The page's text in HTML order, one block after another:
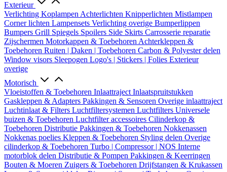
Exterieur
Verlichting Koplampen Achterlichten Knipperlichten Mistlampen
Corner lichten Lampensets Verlichting overige Bumperlippen
Bumpers Grill Spiegels Spoilers Side Skirts Carrosserie reparatie
Zijschermen Motorkappen & Toebehoren Achterkleppen &
Toebehoren Ruiten | Daken | Toebehoren Carbon & Polyester delen
Window visors Sleepogen Logo's | Stickers | Folies Exterieur
overige
Motorisch
Vloeistoffen & Toebehoren Inlaattraject Inlaatspruitstukken
Gaskleppen & Adapters Pakkingen & Sensoren Overige inlaattraject
Luchtinlaat & Filters Luchtfiltersystemen Luchtfilters Universele
buizen & Toebehoren Luchtfilter accessoires Cilinderkop &
Toebehoren Distributie Pakkingen & Toebehoren Nokkenassen
Nokkenas poelies Kleppen & Toebehoren Styling delen Overige
cilinderkop & Toebehoren Turbo | Compressor | NOS Interne
motorblok delen Distributie & Pompen Pakkingen & Keerringen
Bouten & Moeren Zuigers & Toebehoren Drijfstangen & Krukassen